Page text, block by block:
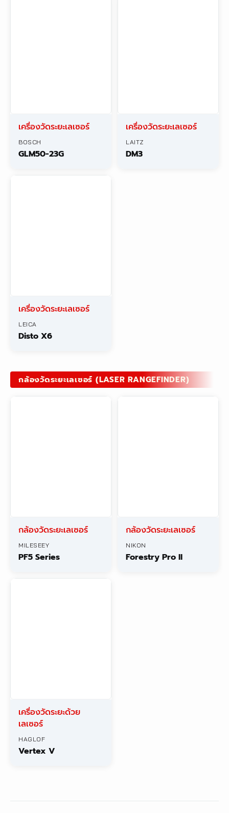
เครื่องวัดระยะเลเซอร์
BOSCH
GLM50-23G
เครื่องวัดระยะเลเซอร์
LAITZ
DM3
เครื่องวัดระยะเลเซอร์
LEICA
Disto X6
กล้องวัดระยะเลเซอร์ (LASER RANGEFINDER)
กล้องวัดระยะเลเซอร์
MILESEEY
PF5 Series
กล้องวัดระยะเลเซอร์
NIKON
Forestry Pro II
เครื่องวัดระยะด้วย
เลเซอร์
HAGLOF
Vertex V